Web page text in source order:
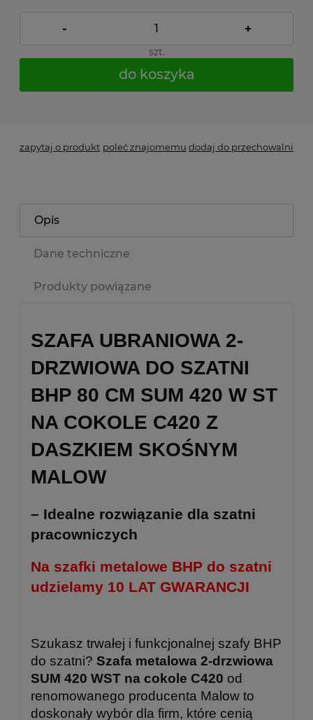
- +
szt.
do koszyka
zapytaj o produkt poleć znajomemu dodaj do przechowalni
Opis
Dane techniczne
Produkty powiązane
SZAFA UBRANIOWA 2-
DRZWIOWA DO SZATNI
BHP 80 CM SUM 420 W ST
NA COKOLE C420 Z
DASZKIEM SKOŚNYM
MALOW
– Idealne rozwiązanie dla szatni
pracowniczych
Na szafki metalowe BHP do szatni
udzielamy 10 LAT GWARANCJI
Szukasz trwałej i funkcjonalnej szafy BHP
do szatni? Szafa metalowa 2-drzwiowa
SUM 420 WST na cokole C420 od
renomowanego producenta Malow to
doskonały wybór dla firm, które cenią